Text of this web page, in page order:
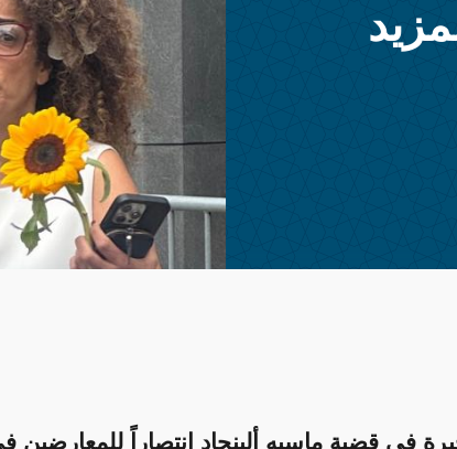
في قضية ماسيه ألينجاد انتصاراً